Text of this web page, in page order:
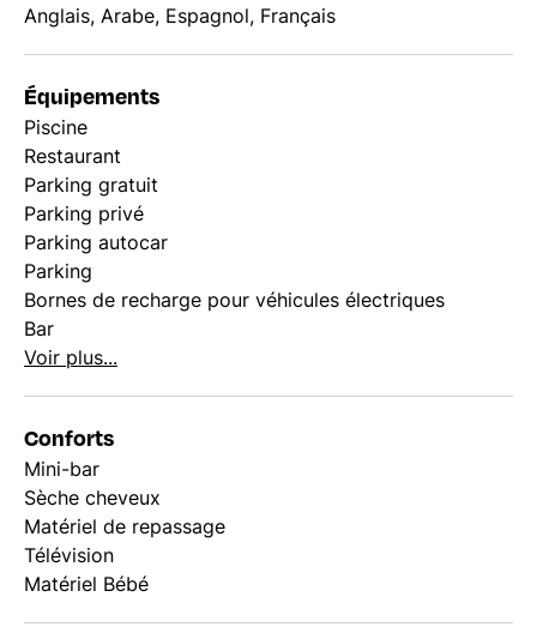
Anglais, Arabe, Espagnol, Français
Équipements
Piscine
Restaurant
Parking gratuit
Parking privé
Parking autocar
Parking
Bornes de recharge pour véhicules électriques
Bar
Voir plus...
Conforts
Mini-bar
Sèche cheveux
Matériel de repassage
Télévision
Matériel Bébé